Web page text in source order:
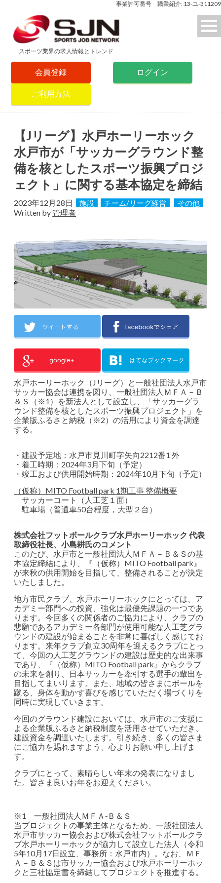
事業許可番号 職業紹介: 13-ユ-311209
スポーツ業界の求人情報とトレンド
会員登録 ログイン
ご利用方法
【Jリーグ】水戸ホーリーホック
水戸市が「サッカーグラウンド整
備を核としたスポーツ振興プロジ
ェクト」に関する基本協定を締結
2023年12月28日 施設 チーム/リーグ経営 その他
Written by管理者
水戸ホーリーホック（Jリーグ）と一般社団法人水戸市
サッカー協会は連携を図り、一般社団法人ＭＦＡ－Ｂ
＆Ｓ（※1）を新法人として設立し、「サッカーグラ
ウンド整備を核としたスポーツ振興プロジェクト」を
企業版ふるさと納税（※2）の活用により資金を調達
する。
・建設予定地：水戸市見川町字矢向2212番1 外
・着工時期：2024年3月下旬（予定）
・竣工および供用開始時期：2024年10月下旬（予定）
（仮称）MITO Football park 1期工事 整備概要
サッカーコート（人工芝１面）
駐車場（普通車50台程度，大型２台）
株式会社フットボールクラブ水戸ホーリーホック 代表
取締役社長、小島耕氏のコメント
このたび、水戸市と一般社団法人ＭＦＡ－Ｂ＆Ｓの基
本協定締結により、『（仮称）MITO Football park』
が来秋の供用開始を目指して、整備されることが決定
いたしました。
地方市民クラブ、水戸ホーリーホックにとっては、ア
カデミー部門への投資、強化は最優先課題の一つであ
ります。今回多くの関係者のご協力により、クラブの
悲願であるアカデミー各部門が使用可能な人工芝グラ
ウンドの建設が始まることを非常に喜ばしく感じてお
ります。来年クラブ創立30周年を迎えるクラブにとっ
て、今回の人工芝グラウンドの建設は歴史的な出来事
であり、『（仮称）MITO Football park』からクラブ
の未来を創り、日本サッカーを牽引する選手の輩出を
目指してまいります。また、地域の皆さまにボールを
蹴る、身体を動かす喜びを感じていただく場づくりを
同時に実現していきます。
今回のグラウンド建設においては、水戸市のご支援に
よる企業版ふるさと納税制度を活用させていただき、
建設資金を調達いたします。引き続き、多くの皆さま
にご協力を賜れますよう、心よりお願い申し上げま
す。
クラブにとって、素晴らしい年末の発表になりまし
た。皆さま良いお年をお迎えください。
※1 一般社団法人ＭＦＡ‐Ｂ＆Ｓ
当プロジェクトの事業主体となるため、一般社団法人
水戸市サッカー協会および株式会社フットボールクラ
ブ水戸ホーリーホックが協力して設立した法人（令和
5年10月17日設立、事務所：水戸市内）。なお、ＭＦ
Ａ－Ｂ＆Ｓは市サッカー協会および水戸ホーリーホッ
クと三社協定書を締結してプロジェクトを推進する。